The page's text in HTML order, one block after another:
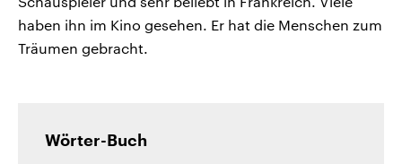
haben ihn im Kino gesehen. Er hat die Menschen zum
Träumen gebracht.
Wörter-Buch